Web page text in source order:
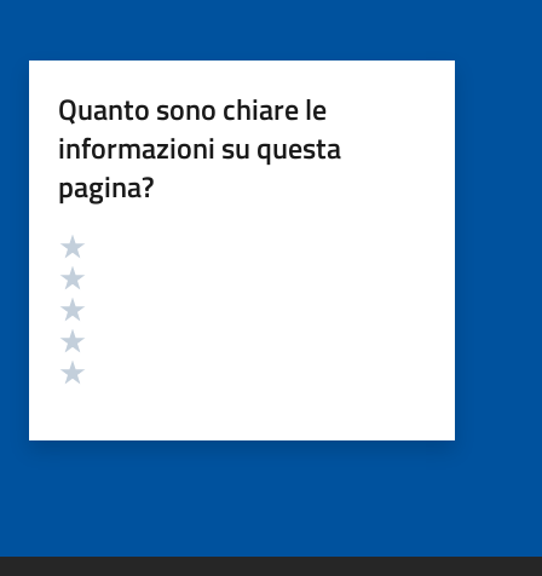
Quanto sono chiare le
informazioni su questa
pagina?
Valutazione